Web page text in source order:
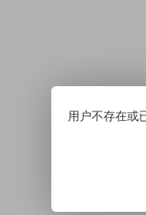
用户不存在或